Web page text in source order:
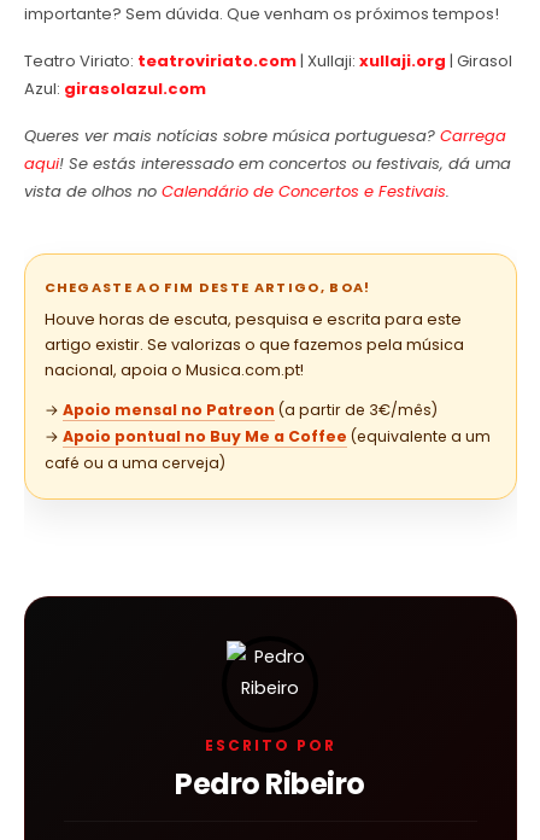
importante? Sem dúvida. Que venham os próximos tempos!
Teatro Viriato: teatroviriato.com| Xullaji: xullaji.org | Girasol
Azul: girasolazul.com
Queres ver mais notícias sobre música portuguesa? Carrega
aqui! Se estás interessado em concertos ou festivais, dá uma
vista de olhos no Calendário de Concertos e Festivais.
CHEGASTE AO FIM DESTE ARTIGO, BOA!
Houve horas de escuta, pesquisa e escrita para este
artigo existir. Se valorizas o que fazemos pela música
nacional, apoia o Musica.com.pt!
→ Apoio mensal no Patreon (a partir de 3€/mês)
→ Apoio pontual no Buy Me a Coffee (equivalente a um
café ou a uma cerveja)
ESCRITO POR
Pedro Ribeiro